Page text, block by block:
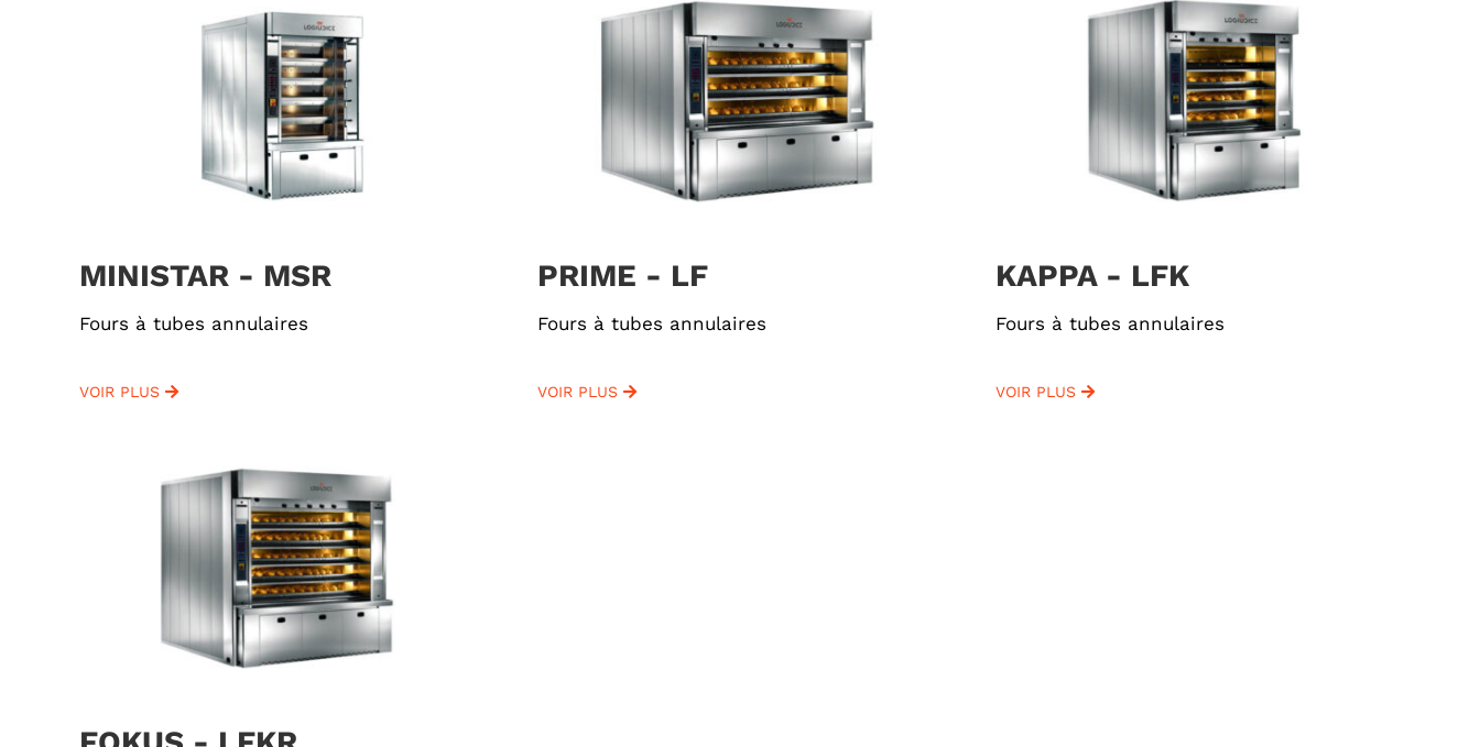
MINISTAR - MSR
Fours à tubes annulaires
VOIR PLUS
PRIME - LF
Fours à tubes annulaires
VOIR PLUS
KAPPA - LFK
Fours à tubes annulaires
VOIR PLUS